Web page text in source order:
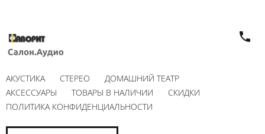
АКУСТИКА СТЕРЕО
ДОМАШНИЙ ТЕАТР
АКСЕССУАРЫ
ТОВАРЫ В НАЛИЧИИ
СКИДКИ
ПОЛИТИКА КОНФИДЕНЦИАЛЬНОСТИ